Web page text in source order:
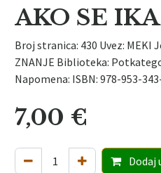
AKO SE
Broj stranica: 430 Uvez: MEKI
ZNANJE Biblioteka:
Napomena: ISBN: 978-953-
7,00 €
Dodaj